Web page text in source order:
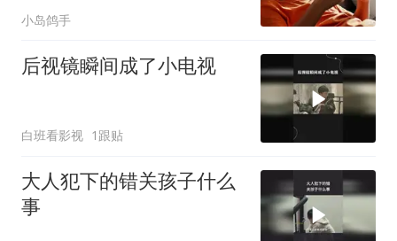
小岛鸽手
后视镜瞬间成了小电视
白班看影视 1跟贴
大人犯下的错关孩子什么
事